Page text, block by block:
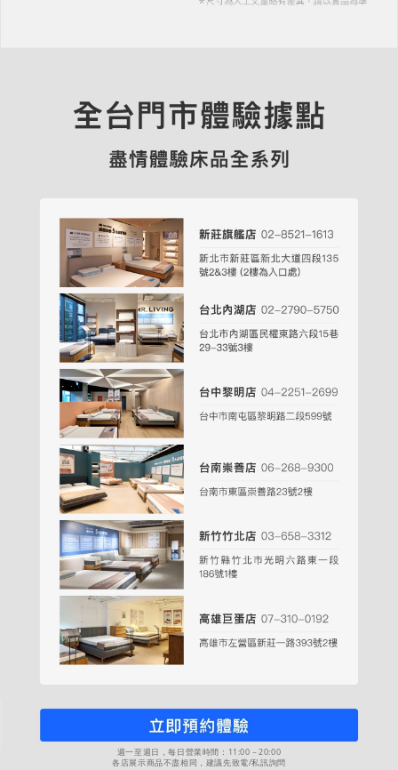
週一至週日，每日營業時間：11:00－20:00
各店展示商品不盡相同，建議先致電/私訊詢問